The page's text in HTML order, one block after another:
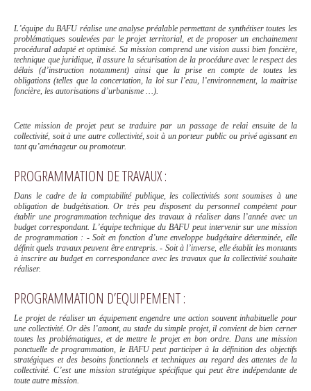
L’équipe du BAFU réalise une analyse préalable permettant de synthétiser toutes les
problématiques soulevées par le projet territorial, et de proposer un enchainement
procédural adapté et optimisé. Sa mission comprend une vision aussi bien foncière,
technique que juridique, il assure la sécurisation de la procédure avec le respect des
délais (d’instruction notamment) ainsi que la prise en compte de toutes les
obligations (telles que la concertation, la loi sur l’eau, l’environnement, la maitrise
foncière, les autorisations d’urbanisme …).
Cette mission de projet peut se traduire par un passage de relai ensuite de la
collectivité, soit à une autre collectivité, soit à un porteur public ou privé agissant en
tant qu’aménageur ou promoteur.
PROGRAMMATION DE TRAVAUX :
Dans le cadre de la comptabilité publique, les collectivités sont soumises à une
obligation de budgétisation. Or très peu disposent du personnel compétent pour
établir une programmation technique des travaux à réaliser dans l’année avec un
budget correspondant. L’équipe technique du BAFU peut intervenir sur une mission
de programmation : - Soit en fonction d’une enveloppe budgétaire déterminée, elle
définit quels travaux peuvent être entrepris. - Soit à l’inverse, elle établit les montants
à inscrire au budget en correspondance avec les travaux que la collectivité souhaite
réaliser.
PROGRAMMATION D’EQUIPEMENT :
Le projet de réaliser un équipement engendre une action souvent inhabituelle pour
une collectivité. Or dès l’amont, au stade du simple projet, il convient de bien cerner
toutes les problématiques, et de mettre le projet en bon ordre. Dans une mission
ponctuelle de programmation, le BAFU peut participer à la définition des objectifs
stratégiques et des besoins fonctionnels et techniques au regard des attentes de la
collectivité. C’est une mission stratégique spécifique qui peut être indépendante de
toute autre mission.